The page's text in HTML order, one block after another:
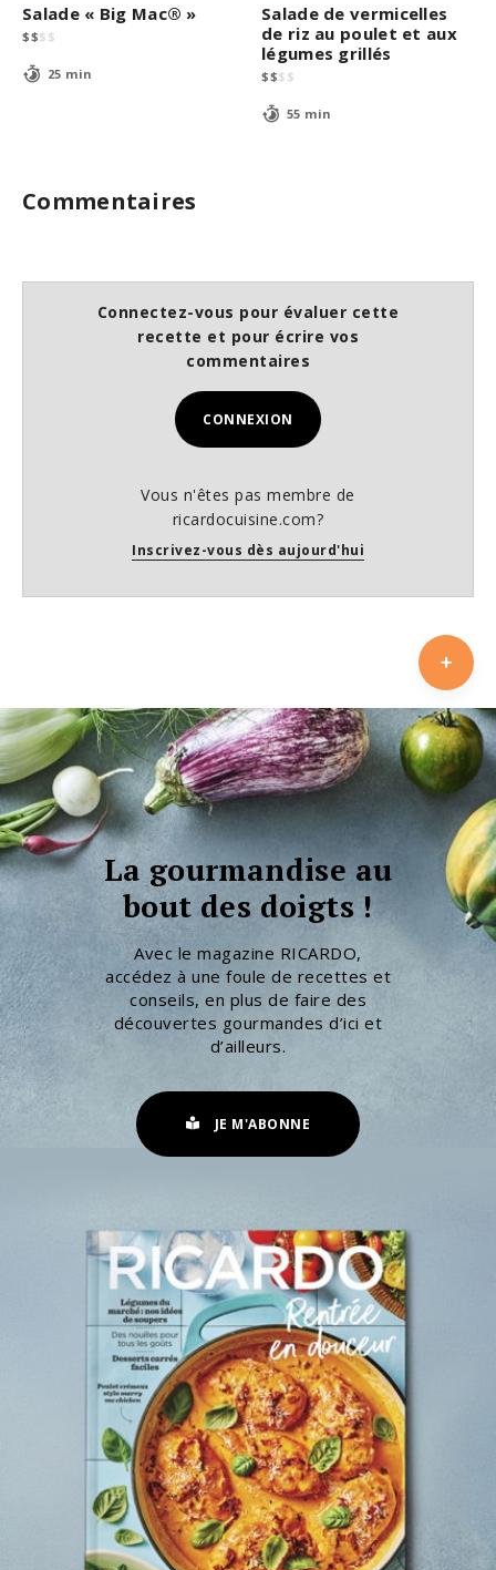
Salade « Big Mac® »
$$$ $
25 min
Salade de vermicelles
de riz au poulet et aux
légumes grillés
$$$ $
55 min
Commentaires
Connectez-vous pour évaluer cette
recette et pour écrire vos
commentaires
CONNEXION
Vous n'êtes pas membre de
ricardocuisine.com?
Inscrivez-vous dès aujourd'hui
La gourmandise au
bout des doigts !
Avec le magazine RICARDO,
accédez à une foule de recettes et
conseils, en plus de faire des
découvertes gourmandes d’ici et
d’ailleurs.
JE M'ABONNE